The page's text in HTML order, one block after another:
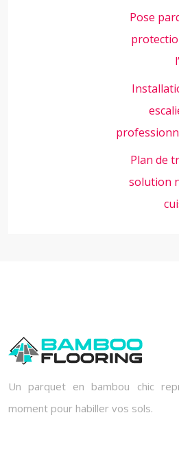
Pose
Plan de
solution
Un parquet en bambou chic
moment pour habiller vos sols.